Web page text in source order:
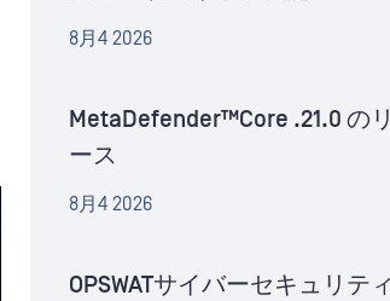
8月4 2026
MetaDefender™Core .21.0 の
ース
8月4 2026
OPSWATサイバーセキュリテ